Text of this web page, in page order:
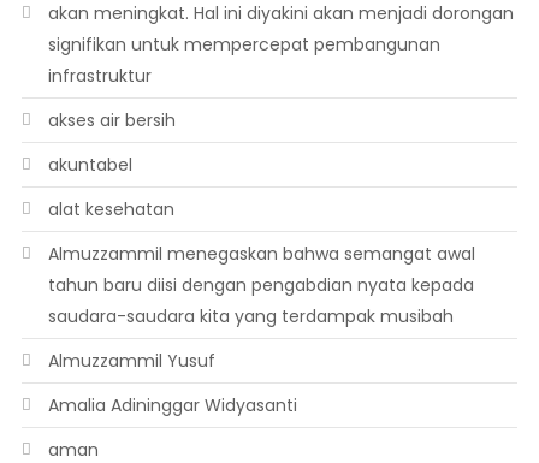
akan meningkat. Hal ini diyakini akan menjadi dorongan
signifikan untuk mempercepat pembangunan
infrastruktur
akses air bersih
akuntabel
alat kesehatan
Almuzzammil menegaskan bahwa semangat awal
tahun baru diisi dengan pengabdian nyata kepada
saudara-saudara kita yang terdampak musibah
Almuzzammil Yusuf
Amalia Adininggar Widyasanti
aman